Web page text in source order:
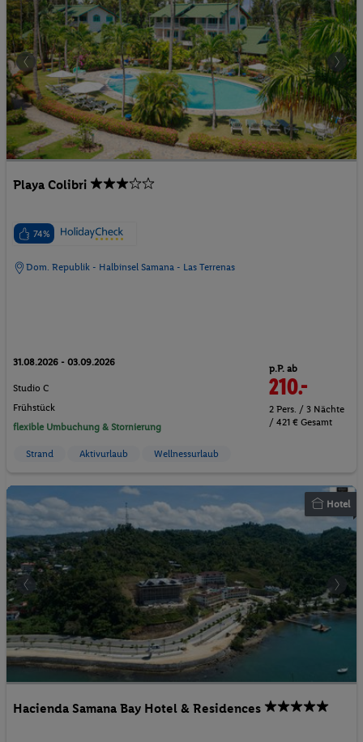
Playa Colibri
74%
Dom. Republik - Halbinsel Samana - Las Terrenas
31.08.2026 - 03.09.2026
Studio C
Frühstück
flexible Umbuchung & Stornierung
p.P. ab
210.-
2 Pers. / 3 Nächte
/ 421 € Gesamt
Strand Aktivurlaub Wellnessurlaub
Hotel
Hacienda Samana Bay Hotel & Residences